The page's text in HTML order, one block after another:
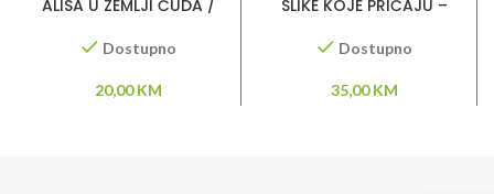
ALISA U ZEMLJI ČUDA /
OGLEDALA-LUIS KEROL
Dostupno
20,00KM
SLIKE KOJE PRIČAJU –
Dostupno
35,00KM